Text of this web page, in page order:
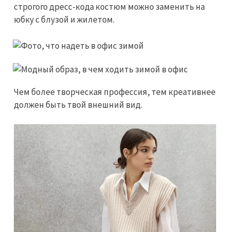
строгого дресс-кода костюм можно заменить на
юбку с блузой и жилетом.
Чем более творческая профессия, тем креативнее
должен быть твой внешний вид.